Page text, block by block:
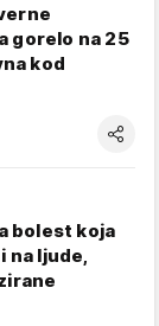
gorelo na 25
kod
bolest koja
na ljude,